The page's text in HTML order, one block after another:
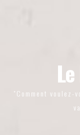
"Comment voulez-